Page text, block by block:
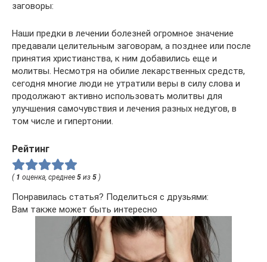
заговоры:
Наши предки в лечении болезней огромное значение
предавали целительным заговорам, а позднее или после
принятия христианства, к ним добавились еще и
молитвы. Несмотря на обилие лекарственных средств,
сегодня многие люди не утратили веры в силу слова и
продолжают активно использовать молитвы для
улучшения самочувствия и лечения разных недугов, в
том числе и гипертонии.
Рейтинг
( 1 оценка, среднее 5 из 5 )
Понравилась статья? Поделиться с друзьями:
Вам также может быть интересно